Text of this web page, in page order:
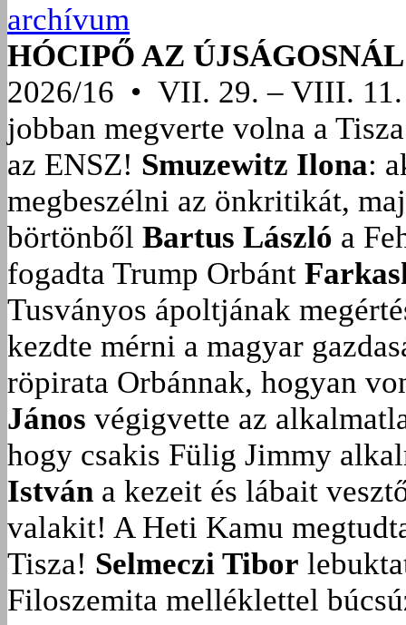
archívum
HÓCIPŐ AZ ÚJSÁGOSNÁL
2026/16 • VII. 29. – VIII. 11.
jobban megverte volna a
az ENSZ! Smuzewitz Ilona:
megbeszélni az önkritikát,
börtönből Bartus László a
fogadta Trump Orbánt
Tusványos ápoltjának
kezdte mérni a magyar
röpirata Orbánnak, hogyan
János végigvette az
hogy csakis Fülig Jimmy
István a kezeit és lábait
valakit! A Heti Kamu
Tisza! Selmeczi Tibor
Filoszemita melléklettel